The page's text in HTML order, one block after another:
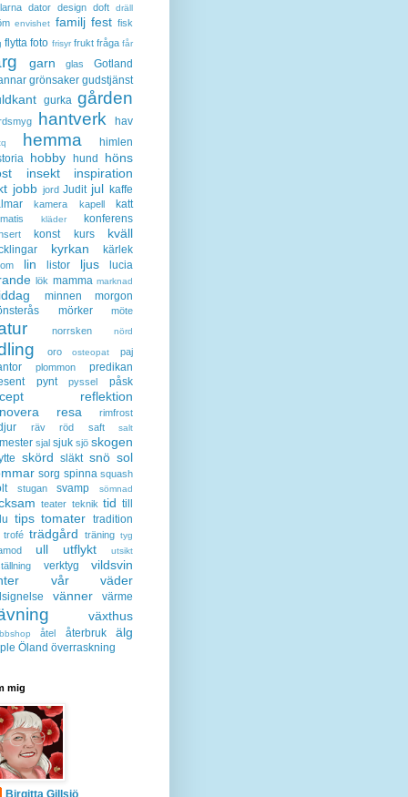
dator design doft dräll
envishet familj fest fisk
flytta foto frisyr frukt fråga får
garn glas
Gotland
grönsaker gudstjänst
gurka gården
hantverk hav
hemma
himlen
hobby hund
höns
insekt
inspiration
jobb jord Judit jul kaffe
kamera kapell katt
kläder konferens
konst kurs kväll
kyrkan kärlek
lin listor ljus lucia
lök mamma marknad
minnen
morgon
mörker möte
norrsken nörd
oro osteopat paj
plommon
predikan
pynt pyssel påsk
reflektion
resa rimfrost
räv röd saft salt
sjal sjuk sjö skogen
skörd släkt snö sol
sorg spinna squash
stugan svamp sömnad
teater teknik tid till
tips tomater tradition
trofé trädgård träning tyg
ull utflykt utsikt
verktyg
vildsvin
vår väder
vänner värme
växthus
åtel återbruk älg
Öland överraskning
mig
Birgitta Gillsjö